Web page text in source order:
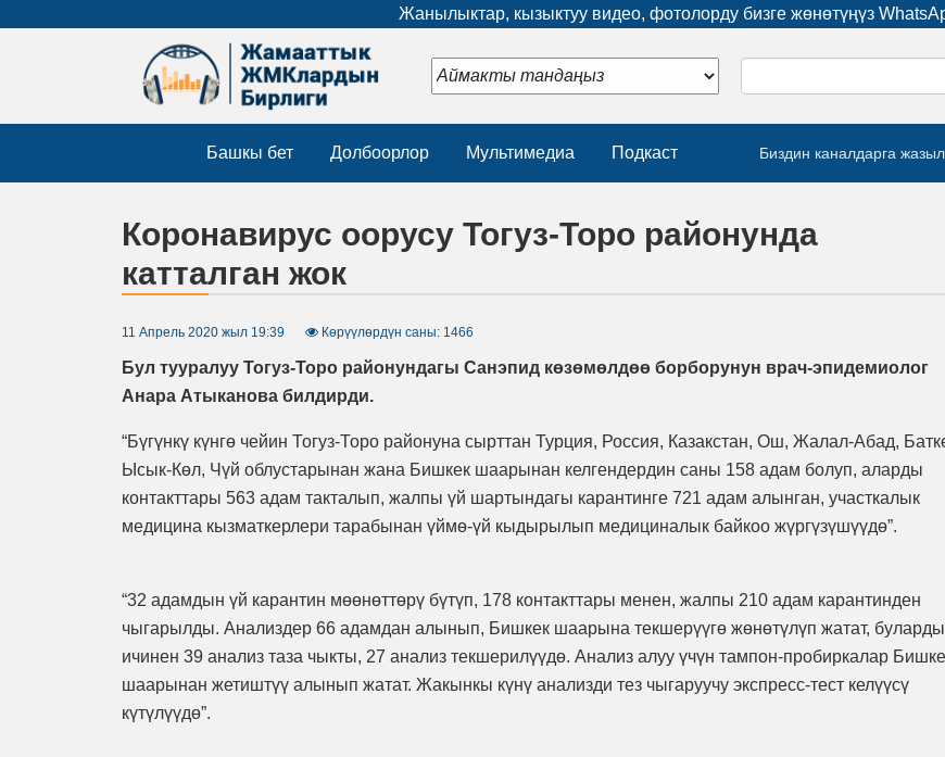
Жанылыктар, кызыктуу видео, фотолорду бизге жөнөтүңүз
Башкы бет Долбоорлор Мультимедиа Подкаст Биздин каналдарга
Коронавирус оорусу Тогуз-Торо районунда
катталган жок
11 Апрель 2020 жыл 19:39 Көрүүлөрдүн саны: 1466
Бул тууралуу Тогуз-Торо районундагы Санэпид көзөмөлдөө борборунун врач-эпидемиолог
Анара Атыканова билдирди.
“Бүгүнкү күнгө чейин Тогуз-Торо районуна сырттан Турция, Россия, Казакстан, Ош, Жалал-Абад,
Ысык-Көл, Чүй облустарынан жана Бишкек шаарынан келгендердин саны 158 адам болуп, аларды
контакттары 563 адам такталып, жалпы үй шартындагы карантинге 721 адам алынган, участкалык
медицина кызматкерлери тарабынан үймө-үй кыдырылып медициналык байкоо жүргүзүшүүдө”.
“32 адамдын үй карантин мөөнөттөрү бүтүп, 178 контакттары менен, жалпы 210 адам карантинден
чыгарылды. Анализдер 66 адамдан алынып, Бишкек шаарына текшерүүгө жөнөтүлүп жатат,
ичинен 39 анализ таза чыкты, 27 анализ текшерилүүдө. Анализ алуу үчүн тампон-пробиркалар
шаарынан жетиштүү алынып жатат. Жакынкы күнү анализди тез чыгаруучу экспресс-тест келүүсү
күтүлүүдө”.